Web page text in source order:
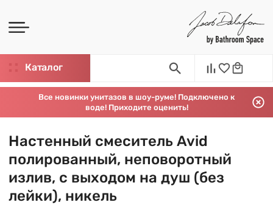
Каталог
Все новинки унитазов в шоу-руме! Подключено к
воде! Приходите оценить!
Настенный смеситель Avid
полированный, неповоротный
излив, с выходом на душ (без
лейки), никель